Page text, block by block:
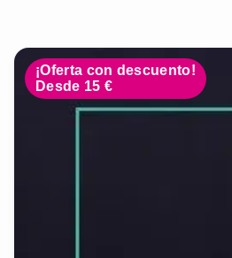
¡Oferta con descuento!
Desde 15 €